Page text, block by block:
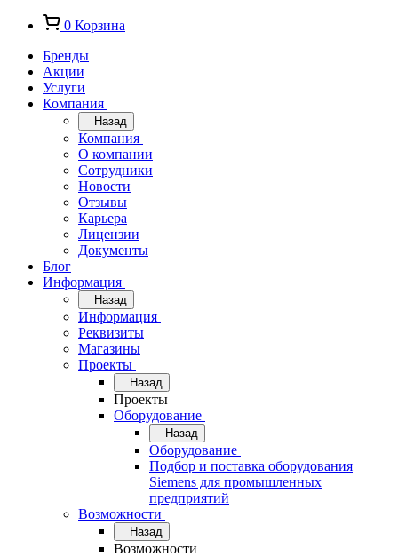
0 Корзина
Бренды
Акции
Услуги
Компания
Назад
Компания
О компании
Сотрудники
Новости
Отзывы
Карьера
Лицензии
Документы
Блог
Информация
Назад
Информация
Реквизиты
Магазины
Проекты
Назад
Проекты
Оборудование
Назад
Оборудование
Подбор и поставка оборудования
Siemens для промышленных
предприятий
Возможности
Назад
Возможности